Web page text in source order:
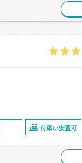
付添い安置可